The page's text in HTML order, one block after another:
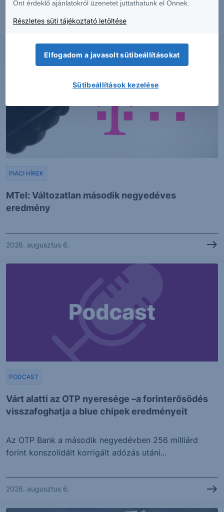
tájékoztatásról szólóhirdetményében.
MTel: Változatlan második negyedéves
eredmény
PIACI HÍREK
2026. augusztus 6.
Várt alatti az OTP nyeresége –a forinterősödés
visszafoghatja a blue chipek eredményeit
PODCAST
Az OTP Bank a második negyedévben 256 milliárd
forint konszolidált korrigált adózás utáni...
2026. augusztus 6.
Önt érdeklő ajánlatokról üzenetet juttathatunk el Önnek.
Részletes süti tájékoztató letöltése
Elfogadom a javasolt sütibeállításokat
Sütibeállítások kezelése